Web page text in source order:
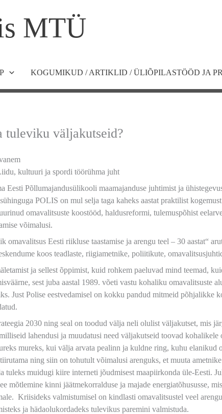
MTÜ
KOGUMIKUD / ARTIKLID / ÜLIÕPILASTÖÖD JA
tuleviku väljakutseid?
kultuuri ja spordi töörühma juht
Eesti Põllumajandusülikooli maamajanduse juhtimist ja
POLIS on mul selja taga kaheks aastat praktilist
omavalitsuste koostööd, haldusreformi, tulemuspõhist
võimalusi.
omavalitsus Eesti riikluse taastamise ja arengu teel – 30 aastat“
koos teadlaste, riigiametnike, poliitikute,
ja sellest õppimist, kuid rohkem paeluvad mind teemad,
sest juba aastal 1989. võeti vastu kohaliku omavalitsuste
Just Polise eestvedamisel on kokku pandud mitmeid
2030 ning seal on toodud välja neli olulist väljakutset, mis
lahendusi ja muudatusi need väljakutseid toovad
mureks, kui välja arvata pealinn ja kuldne ring, kuhu elanikud
ning siin on tohutult võimalusi arenguks, et muuta
tuleks muidugi kiire interneti jõudmisest maapiirkonda üle-Eesti.
mõtlemine kinni jäätmekorralduse ja majade energiatõhususse,
Kriisideks valmistumisel on kindlasti omavalitsustel veel
ja hädaolukordadeks tulevikus paremini valmistuda.